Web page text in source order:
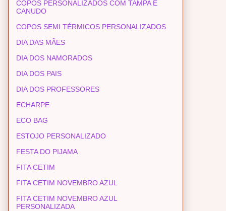
COPOS PERSONALIZADOS COM TAMPA E
CANUDO
COPOS SEMI TÉRMICOS PERSONALIZADOS
DIA DAS MÃES
DIA DOS NAMORADOS
DIA DOS PAIS
DIA DOS PROFESSORES
ECHARPE
ECO BAG
ESTOJO PERSONALIZADO
FESTA DO PIJAMA
FITA CETIM
FITA CETIM NOVEMBRO AZUL
FITA CETIM NOVEMBRO AZUL
PERSONALIZADA